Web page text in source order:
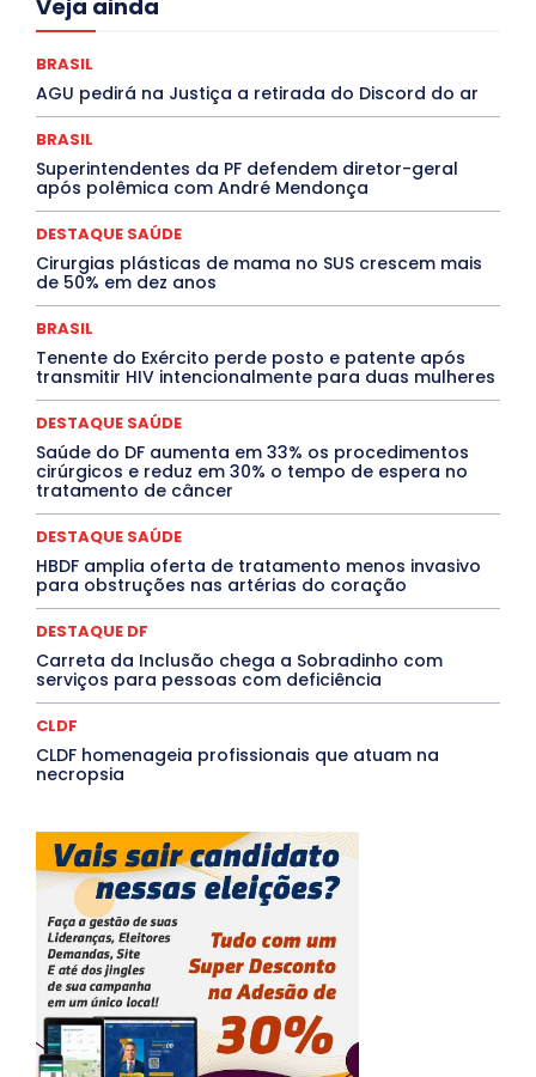
Veja ainda
Congressuanas & Esplanadumas
Covid-19
Cultura e Tal
DANÇA Dengue
Denuncia
DESTAQUE BRASIL
DESTAQUE DF
DESTAQUE SAÚDE
DESTAQUES OUTROS
DISTRITO FEDERAL
EDUCAÇÃO
ELEIÇÕES
EMPREGO E OPORTUNIDADES
Especial
Espírito Santo ESPORTE
ESTÁGIO
EVENTOS
Febre Oropouche
Goiás
INTELIGÊNCIA ARTIFICIAL
INTERNACIONAL
MEIO AMBIENTE
MÚSICA
O Plantonista Opinião Oropouche
Paraíba
Paraná Pernambuco Piauí
POLÍTICA
PROCESSO SELETIVO
PUBLIEDITORIAL
QUALIFICAÇÃO PROFISSIONAL
Rio de Janeiro
Rio Grande do Sul
Roraima
Santa Catarina
São Paulo SARAMPO
SAÚDE
Saúde Agora
TÁ FROID?
TEATRO TECNOLOGIA
TIC TAC
Mais
BRASIL
AGU pedirá na Justiça a retirada do Discord do ar
BRASIL
Superintendentes da PF defendem diretor-geral
após polêmica com André Mendonça
DESTAQUE SAÚDE
Cirurgias plásticas de mama no SUS crescem mais
de 50% em dez anos
BRASIL
Tenente do Exército perde posto e patente após
transmitir HIV intencionalmente para duas mulheres
DESTAQUE SAÚDE
Saúde do DF aumenta em 33% os procedimentos
cirúrgicos e reduz em 30% o tempo de espera no
tratamento de câncer
DESTAQUE SAÚDE
HBDF amplia oferta de tratamento menos invasivo
para obstruções nas artérias do coração
DESTAQUE DF
Carreta da Inclusão chega a Sobradinho com
serviços para pessoas com deficiência
CLDF
CLDF homenageia profissionais que atuam na
necropsia